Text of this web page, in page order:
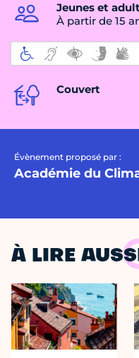
Jeunes et
À partir de 15
Couvert
Évènement proposé par :
Académie du
À LIRE